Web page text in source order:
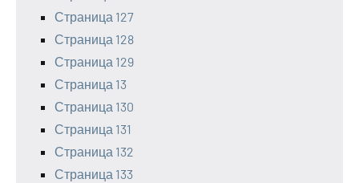
Страница 127
Страница 128
Страница 129
Страница 13
Страница 130
Страница 131
Страница 132
Страница 133